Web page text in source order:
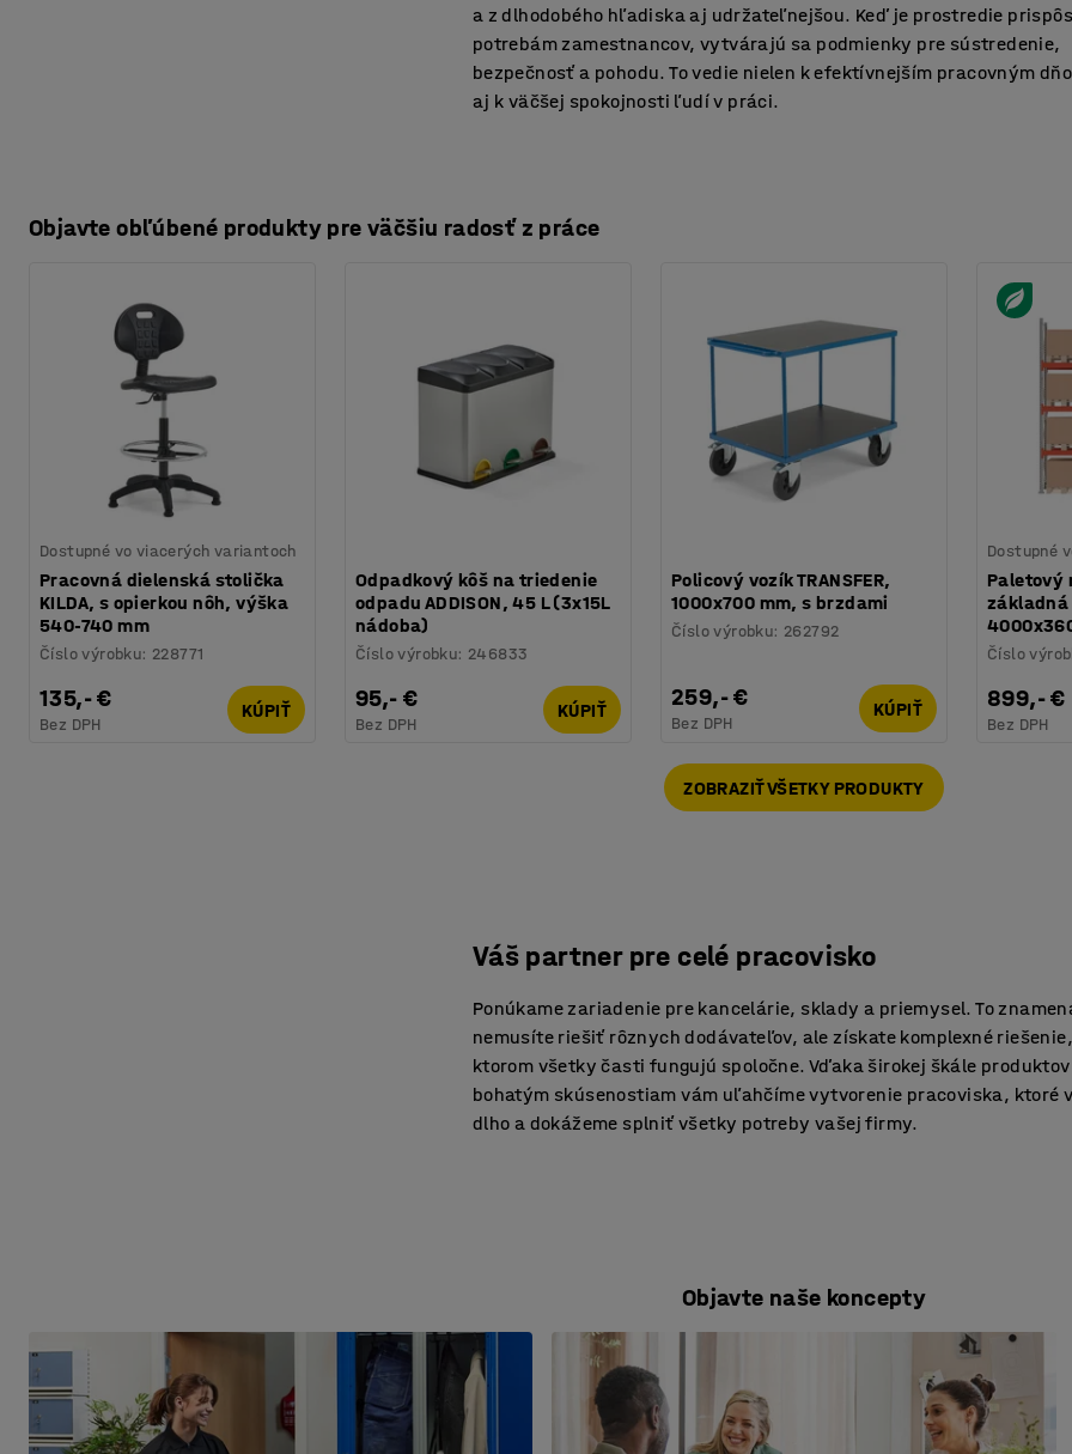
a z dlhodobého hľadiska aj udržateľnejšou. Keď je prostredie
potrebám zamestnancov, vytvárajú sa podmienky pre sústredenie,
bezpečnosť a pohodu. To vedie nielen k efektívnejším pracovným
aj k väčšej spokojnosti ľudí v práci.
Objavte obľúbené produkty pre väčšiu radosť z práce
Dostupné vo viacerých variantoch
Pracovná dielenská stolička
KILDA, s opierkou nôh, výška
540-740 mm
Číslo výrobku: 228771
135,- €
Bez DPH
KÚPIŤ
Odpadkový kôš na triedenie
odpadu ADDISON, 45 L (3x15L
nádoba)
Číslo výrobku: 246833
95,- €
Bez DPH
KÚPIŤ
Policový vozík TRANSFER,
1000x700 mm, s brzdami
Číslo výrobku: 262792
259,- €
Bez DPH
KÚPIŤ
Dostupné
Paletový
základná
Číslo
899,- €
Bez DPH
ZOBRAZIŤ VŠETKY PRODUKTY
Váš partner pre celé pracovisko
Ponúkame zariadenie pre kancelárie, sklady a priemysel. To
nemusíte riešiť rôznych dodávateľov, ale získate komplexné
ktorom všetky časti fungujú spoločne. Vďaka širokej škále
bohatým skúsenostiam vám uľahčíme vytvorenie pracoviska, ktoré
dlho a dokážeme splniť všetky potreby vašej firmy.
Objavte naše koncepty